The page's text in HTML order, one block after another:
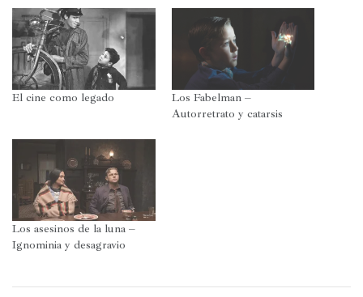
(Se
ventana
nueva)
(Se
abre
en
una
ventana
nueva)
(Se
una
ventana
nueva)
(Se
en
una
El cine como legado
Los Fabelman –
Autorretrato y catarsis
Los asesinos de la luna –
Ignominia y desagravio